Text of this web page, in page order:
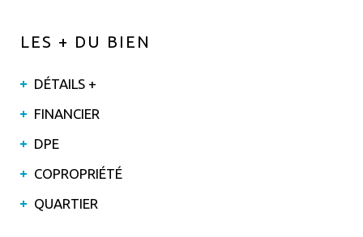
LES + DU BIEN
DÉTAILS +
FINANCIER
DPE
COPROPRIÉTÉ
QUARTIER